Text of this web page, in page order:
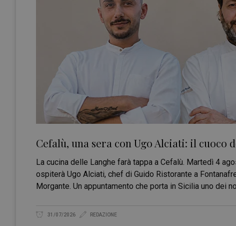
Cefalù, una sera con Ugo Alciati: il cuoco
La cucina delle Langhe farà tappa a Cefalù. Martedì 4
ospiterà Ugo Alciati, chef di Guido Ristorante a
Morgante. Un appuntamento che porta in Sicilia uno dei
31/07/2026 REDAZIONE